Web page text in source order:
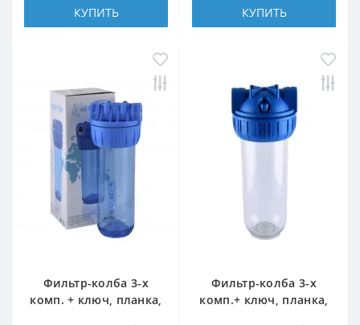
КУПИТЬ КУПИТЬ
Фильтр-колба 3-х
комп. + ключ, планка,
Фильтр-колба 3-х
комп.+ ключ, планка,